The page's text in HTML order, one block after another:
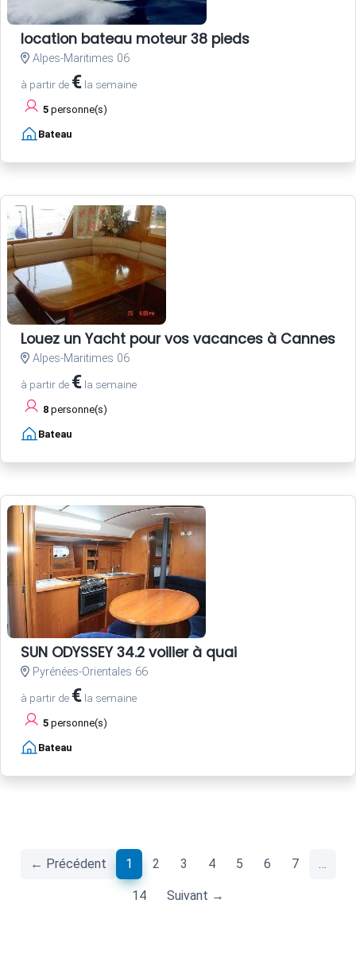
location bateau moteur 38 pieds
Alpes-Maritimes 06
à partir de € la semaine
5 personne(s)
Bateau
Louez un Yacht pour vos vacances à Cannes
Alpes-Maritimes 06
à partir de € la semaine
8 personne(s)
Bateau
SUN ODYSSEY 34.2 voilier à quai
Pyrénées-Orientales 66
à partir de € la semaine
5 personne(s)
Bateau
← Précédent 1 (current)
2 3 4 5 6 7 …
14 Suivant →